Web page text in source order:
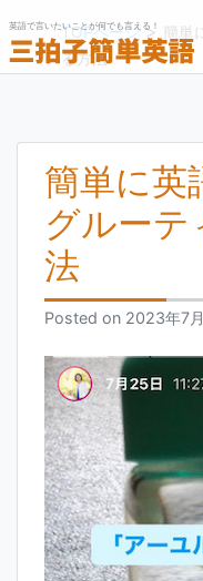
to
content
英語で言いたいことが何でも言える！
TOPページ> 簡単
る方法
簡単に英
グルーテ
法
Posted on 2023年7